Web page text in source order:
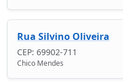
Rua Silvino Oliveira
CEP: 69902-711
Chico Mendes